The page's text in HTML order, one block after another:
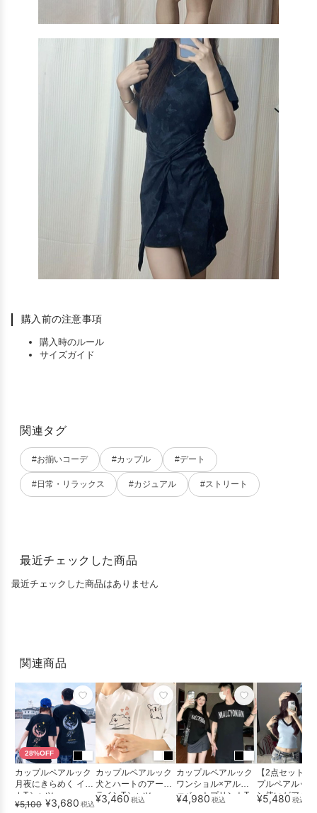
購入前の注意事項
購入時のルール
サイズガイド
関連タグ
#お揃いコーデ #カップル #デート
#日常・リラックス #カジュアル #ストリート
最近チェックした商品
最近チェックした商品はありません
関連商品
28%OFF
カップルペアルック
月夜にきらめく イル
カTシャツ
¥5,100 ¥3,680 税込
カップルペアルック
犬とハートのアート
ラインTシャツ
¥3,460 税込
カップルペアルック
ワンショル×アルフ
ァベットプリントT
シャツセッ...
¥4,980 税込
【2点セット】
プルペアルッ
ン使いがアク
ライトブ...
¥5,480 税込